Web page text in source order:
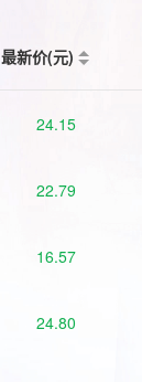
最新价(元)
24.15
22.79
16.57
24.80